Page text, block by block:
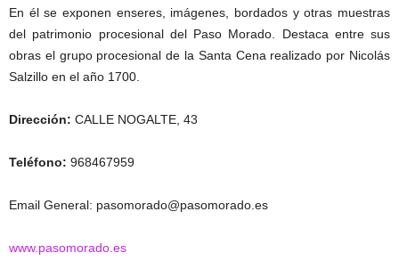
En él se exponen enseres, imágenes, bordados y otras muestras
del patrimonio procesional del Paso Morado. Destaca entre sus
obras el grupo procesional de la Santa Cena realizado por Nicolás
Salzillo en el año 1700.
Dirección: CALLE NOGALTE, 43
Teléfono: 968467959
Email General: pasomorado@pasomorado.es
www.pasomorado.es